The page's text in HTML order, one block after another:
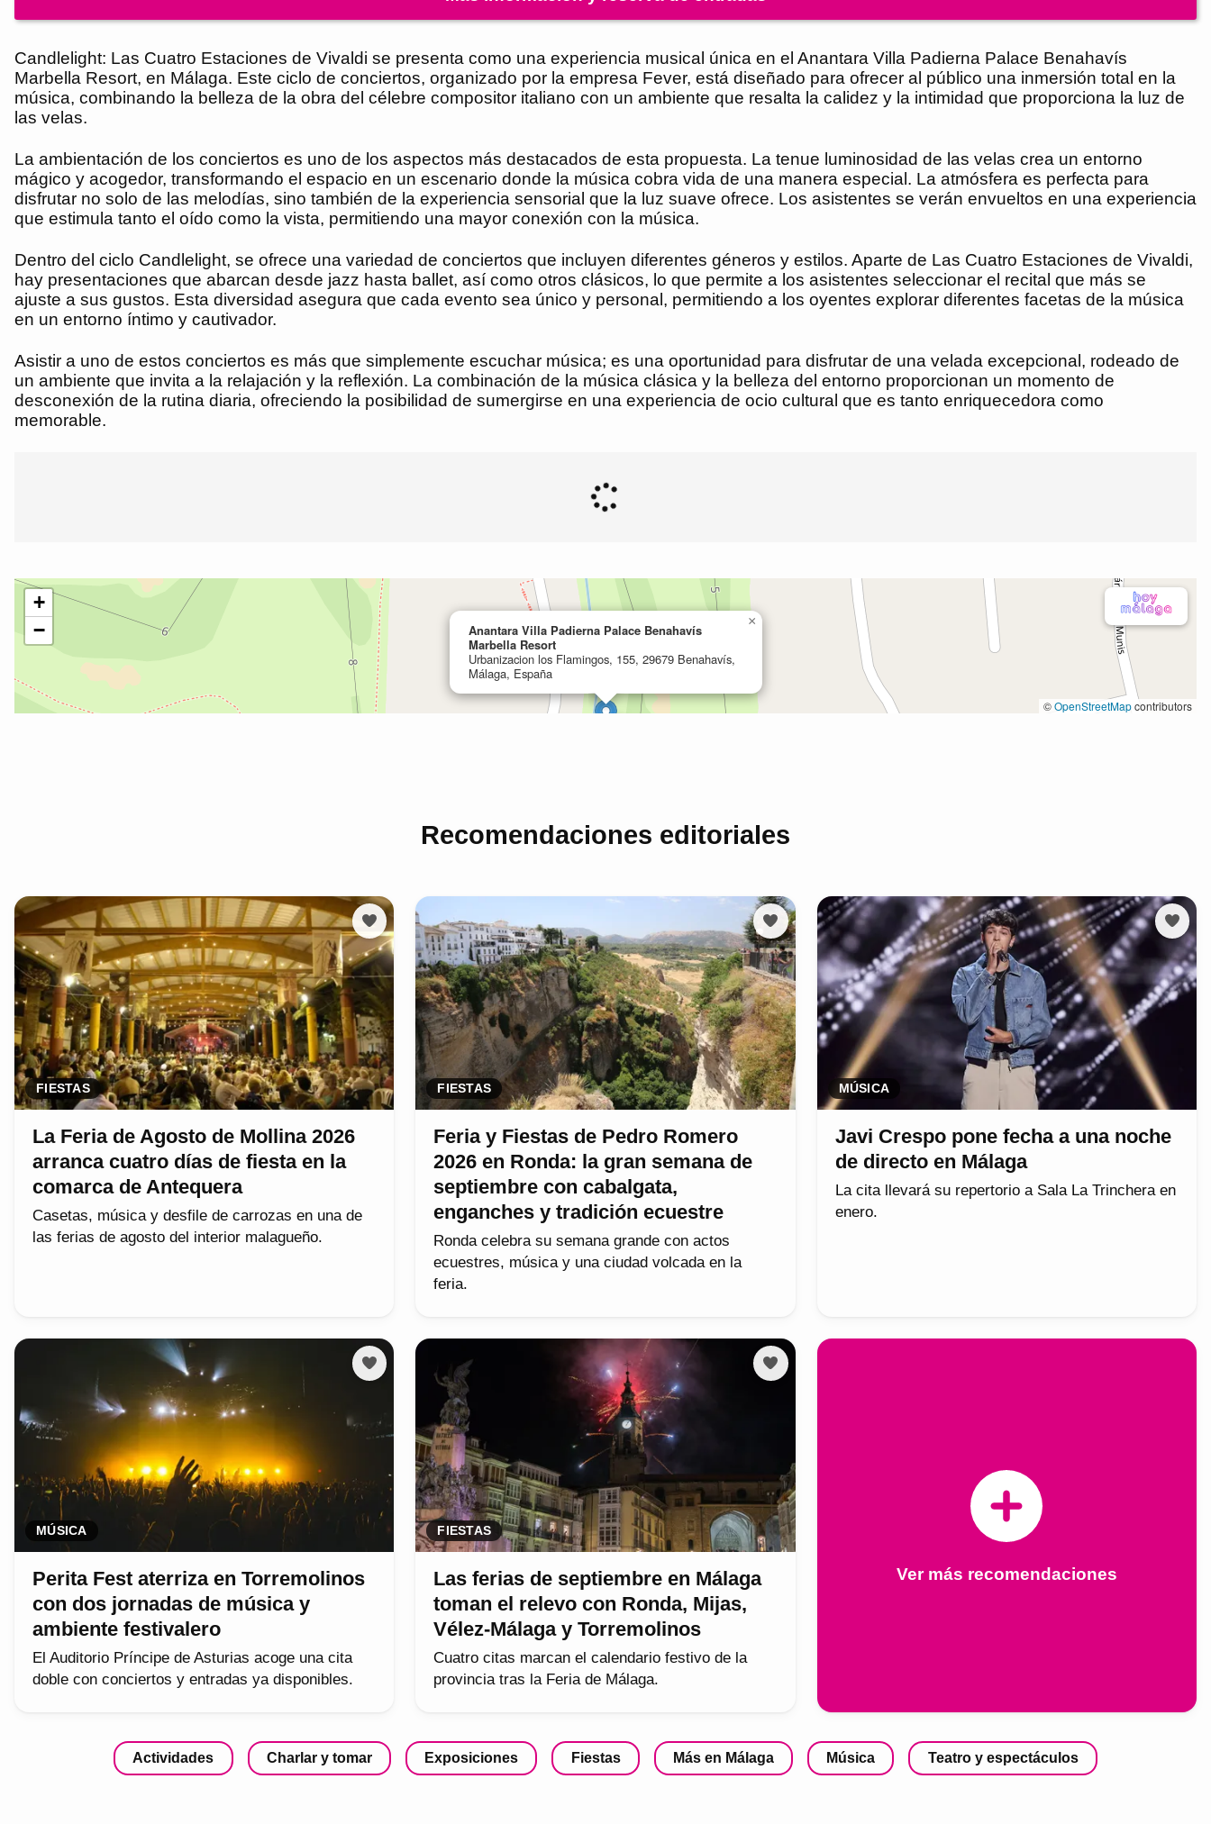
Candlelight: Las Cuatro Estaciones de Vivaldi se presenta como una experiencia musical única en el Anantara Villa Padierna Palace Benahavís
Marbella Resort, en Málaga. Este ciclo de conciertos, organizado por la empresa Fever, está diseñado para ofrecer al público una inmersión total en la
música, combinando la belleza de la obra del célebre compositor italiano con un ambiente que resalta la calidez y la intimidad que proporciona la luz de
las velas.
La ambientación de los conciertos es uno de los aspectos más destacados de esta propuesta. La tenue luminosidad de las velas crea un entorno
mágico y acogedor, transformando el espacio en un escenario donde la música cobra vida de una manera especial. La atmósfera es perfecta para
disfrutar no solo de las melodías, sino también de la experiencia sensorial que la luz suave ofrece. Los asistentes se verán envueltos en una experiencia
que estimula tanto el oído como la vista, permitiendo una mayor conexión con la música.
Dentro del ciclo Candlelight, se ofrece una variedad de conciertos que incluyen diferentes géneros y estilos. Aparte de Las Cuatro Estaciones de Vivaldi,
hay presentaciones que abarcan desde jazz hasta ballet, así como otros clásicos, lo que permite a los asistentes seleccionar el recital que más se
ajuste a sus gustos. Esta diversidad asegura que cada evento sea único y personal, permitiendo a los oyentes explorar diferentes facetas de la música
en un entorno íntimo y cautivador.
Asistir a uno de estos conciertos es más que simplemente escuchar música; es una oportunidad para disfrutar de una velada excepcional, rodeado de
un ambiente que invita a la relajación y la reflexión. La combinación de la música clásica y la belleza del entorno proporcionan un momento de
desconexión de la rutina diaria, ofreciendo la posibilidad de sumergirse en una experiencia de ocio cultural que es tanto enriquecedora como
memorable.
Recomendaciones editoriales
FIESTAS
La Feria de Agosto de Mollina 2026
arranca cuatro días de fiesta en la
comarca de Antequera
Casetas, música y desfile de carrozas en una de
las ferias de agosto del interior malagueño.
FIESTAS
Feria y Fiestas de Pedro Romero
2026 en Ronda: la gran semana de
septiembre con cabalgata,
enganches y tradición ecuestre
Ronda celebra su semana grande con actos
ecuestres, música y una ciudad volcada en la
feria.
MÚSICA
Javi Crespo pone fecha a una noche
de directo en Málaga
La cita llevará su repertorio a Sala La Trinchera en
enero.
MÚSICA
Perita Fest aterriza en Torremolinos
con dos jornadas de música y
ambiente festivalero
El Auditorio Príncipe de Asturias acoge una cita
doble con conciertos y entradas ya disponibles.
FIESTAS
Las ferias de septiembre en Málaga
toman el relevo con Ronda, Mijas,
Vélez-Málaga y Torremolinos
Cuatro citas marcan el calendario festivo de la
provincia tras la Feria de Málaga.
Ver más recomendaciones
Actividades Charlar y tomar Exposiciones Fiestas Más en Málaga Música Teatro y espectáculos